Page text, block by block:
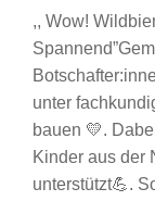
,, Wow!
unter
bauen 💛.
Kinder aus der
unterstützt💪.